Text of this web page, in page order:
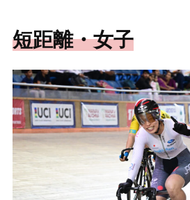
短距離・女子